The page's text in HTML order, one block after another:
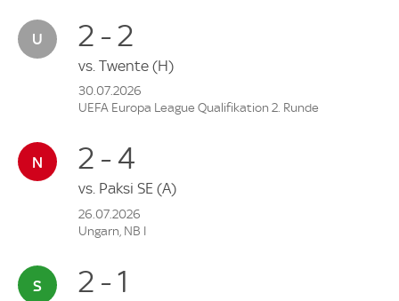
2 - 2
vs. Twente (H)
30.07.2026
UEFA Europa League Qualifikation 2. Runde
2 - 4
vs. Paksi SE (A)
26.07.2026
Ungarn, NB I
2 - 1